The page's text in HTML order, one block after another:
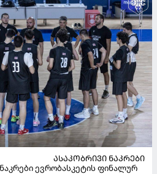
ᲐᲡᲐᲙᲝᲑᲠᲘᲕᲘ ᲜᲐᲙᲠᲔᲑᲘ
ევრობასკეტის ფინალურ